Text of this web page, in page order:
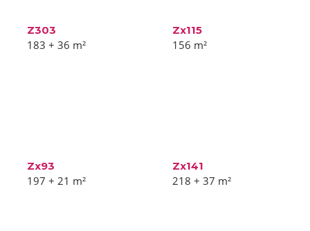
Z303
183 + 36 m²
Zx115
156 m²
Zx93
197 + 21 m²
Zx141
218 + 37 m²